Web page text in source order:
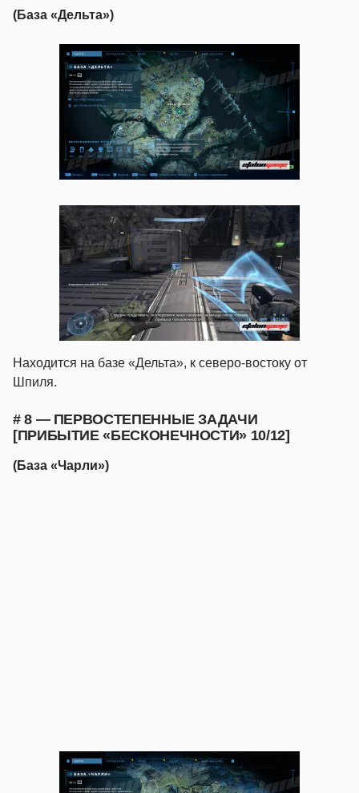
(База «Дельта»)
Находится на базе «Дельта», к северо-востоку от
Шпиля.
# 8 — ПЕРВОСТЕПЕННЫЕ ЗАДАЧИ
[ПРИБЫТИЕ «БЕСКОНЕЧНОСТИ» 10/12]
(База «Чарли»)